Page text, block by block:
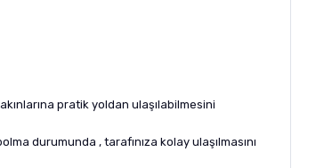
pratik yoldan ulaşılabilmesini
durumunda , tarafınıza kolay ulaşılmasını